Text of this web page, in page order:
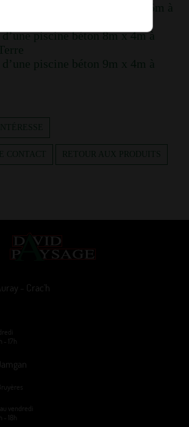
piscine béton 7,5m x 3,5m à
piscine béton 8m x 4m à
piscine béton 9m x 4m à
CONTACT RETOUR AUX PRODUITS
- Crac'h
- 17h
vendredi
- 18h